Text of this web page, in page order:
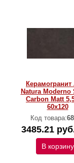
Керамогранит
Natura Moderno
Carbon Matt
60х120
Код товара:
3485.21
В корзину